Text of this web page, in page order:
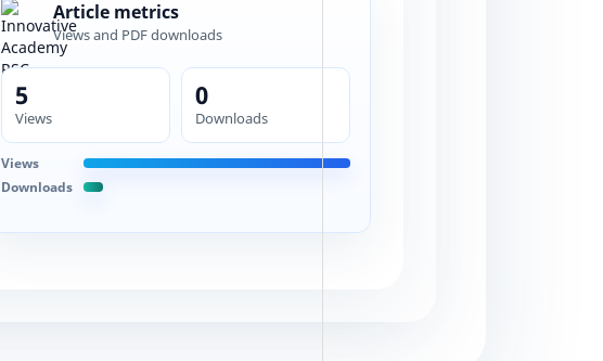
Article metrics
Views and PDF downloads
5
Views
0
Downloads
Views
Downloads